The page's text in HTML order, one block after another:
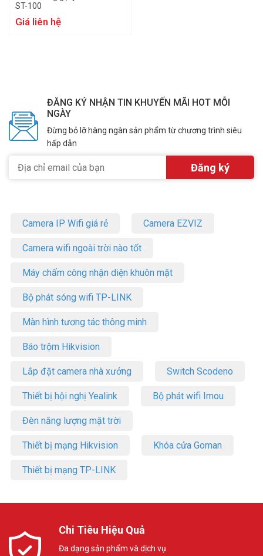
ST-100
Giá liên hệ
ĐĂNG KÝ NHẬN TIN KHUYẾN MÃI HOT MỖI
NGÀY
Đừng bỏ lỡ hàng ngàn sản phẩm từ chương trình siêu
hấp dẫn
Camera IP Wifi giá rẻ Camera EZVIZ
Camera wifi ngoài trời nào tốt
Máy chấm công nhận diện khuôn mặt
Bộ phát sóng wifi TP-LINK
Màn hình tương tác thông minh
Báo trộm Hikvision
Lắp đặt camera nhà xưởng Switch Scodeno
Thiết bị hội nghị Yealink Bộ phát wifi Imou
Đèn năng lượng mặt trời
Thiết bị mạng Hikvision Khóa cửa Goman
Thiết bị mạng TP-LINK
Chi Tiêu Hiệu Quả
Đa dạng sản phẩm và dịch vụ